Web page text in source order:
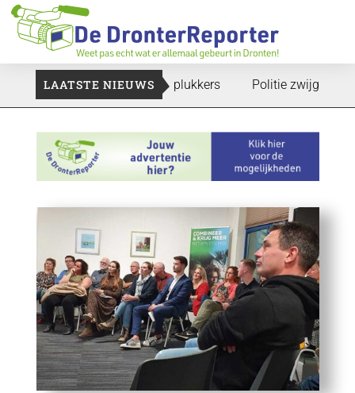
LAATSTE NIEUWS
gaan: Voedselbank zoekt plukkers Politie zwijgt nog over